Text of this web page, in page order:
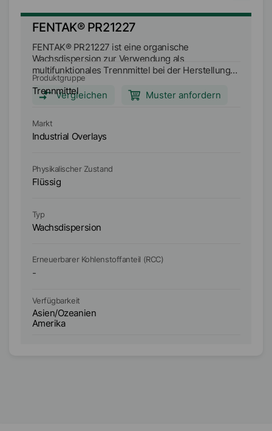
FENTAK® PR21227
FENTAK® PR21227 ist eine organische
Wachsdispersion zur Verwendung als
multifunktionales Trennmittel bei der Herstellung
von Industrial Films-/Overlays.
Vergleichen
Muster anfordern
Produktgruppe
Trennmittel
Markt
Industrial Overlays
Physikalischer Zustand
Flüssig
Typ
Wachsdispersion
Erneuerbarer Kohlenstoffanteil (RCC)
-
Verfügbarkeit
Asien/Ozeanien
Amerika